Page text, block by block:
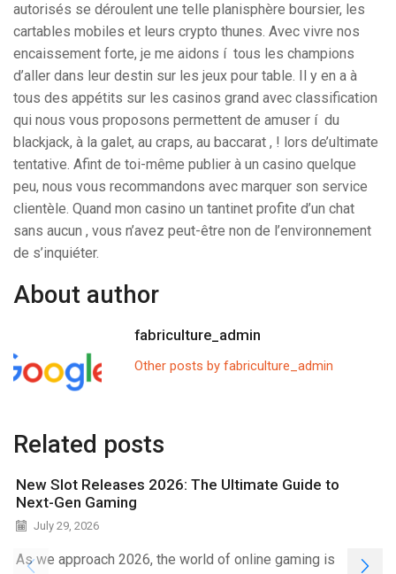
autorisés se déroulent une telle planisphère boursier, les
cartables mobiles et leurs crypto thunes. Avec vivre nos
encaissement forte, je me aidons í tous les champions
d’aller dans leur destin sur les jeux pour table. Il y en a à
tous des appétits sur les casinos grand avec classification
qui nous vous proposons permettent de amuser í du
blackjack, à la galet, au craps, au baccarat , ! lors de’ultimate
tentative. Afint de toi-même publier à un casino quelque
peu, nous vous recommandons avec marquer son service
clientèle. Quand mon casino un tantinet profite d’un chat
sans aucun , vous n’avez peut-être non de l’environnement
de s’inquiéter.
About author
fabriculture_admin
Other posts by fabriculture_admin
Related posts
New Slot Releases 2026: The Ultimate Guide to
Next-Gen Gaming
July 29, 2026
As we approach 2026, the world of online gaming is